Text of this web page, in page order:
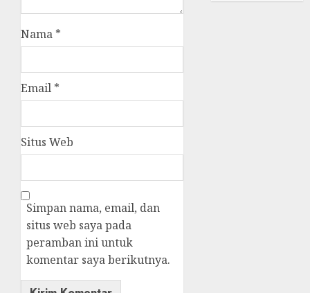
Nama *
Email *
Situs Web
Simpan nama, email, dan
situs web saya pada
peramban ini untuk
komentar saya berikutnya.